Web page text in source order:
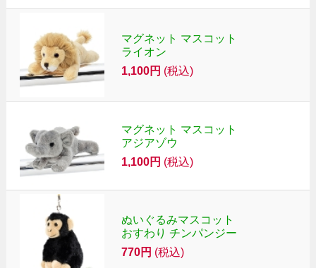
マグネット マスコット
ライオン
1,100円 (税込)
マグネット マスコット
アジアゾウ
1,100円 (税込)
ぬいぐるみマスコット
おすわり チンパンジー
770円 (税込)